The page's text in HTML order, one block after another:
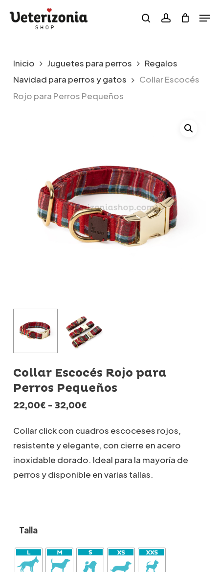
searchaccount
Inicio Juguetes para perros
Regalos
Navidad para perros y gatos
Collar Escocés
Rojo para Perros Pequeños
Collar Escocés Rojo para
Perros Pequeños
22,00€ - 32,00€Rango
precios:
22,00€
hasta
32,00€
Collar click con cuadros escoceses rojos,
resistente y elegante, con cierre en acero
inoxidable dorado. Ideal para la mayoría de
perros y disponible en varias tallas.
Talla